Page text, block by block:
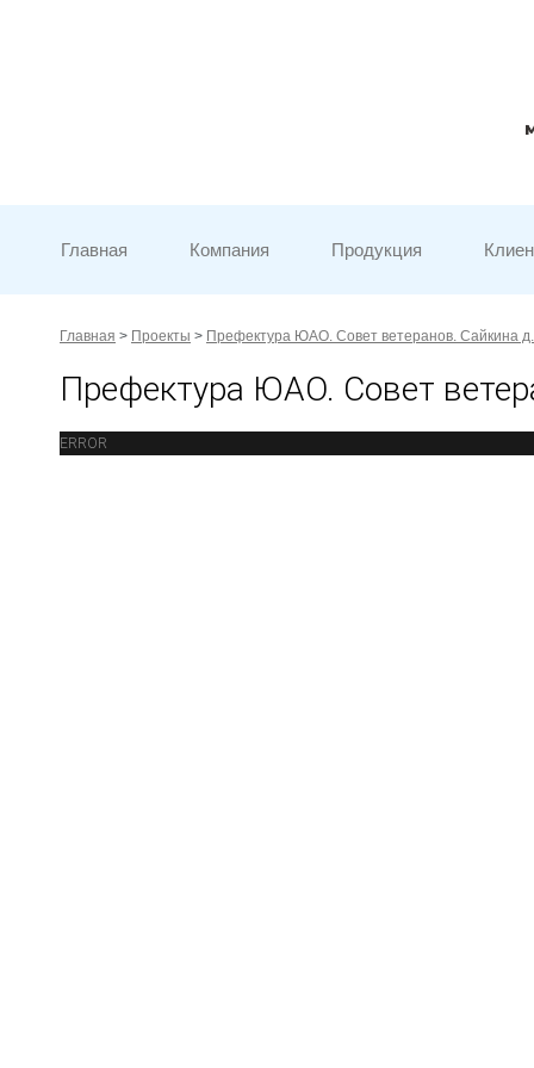
Главная Компания Продукция
Главная > Проекты > Префектура ЮАО. Совет ветеранов. Сайкина
Префектура ЮАО. Совет
ERROR